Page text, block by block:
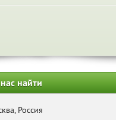
найти
Россия